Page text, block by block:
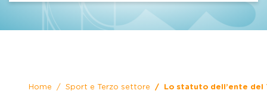
Home Sport e Terzo settore Lo statuto dell’ente